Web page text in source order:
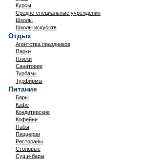
Курсы
Средне-специальные учреждения
Школы
Школы искусств
Отдых
Агентства праздников
Парки
Пляжи
Санатории
Турбазы
Турфирмы
Питание
Бары
Кафе
Кондитерские
Кофейни
Пабы
Пиццерии
Рестораны
Столовые
Суши-бары